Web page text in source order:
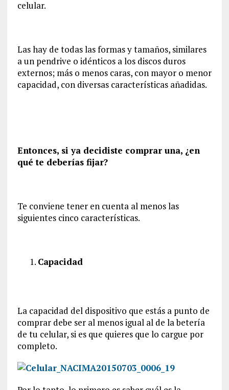
celular.
Las hay de todas las formas y tamaños, similares
a un pendrive o idénticos a los discos duros
externos; más o menos caras, con mayor o menor
capacidad, con diversas características añadidas.
Entonces, si ya decidiste comprar una, ¿en
qué te deberías fijar?
Te conviene tener en cuenta al menos las
siguientes cinco características.
Capacidad
La capacidad del dispositivo que estás a punto de
comprar debe ser al menos igual al de la betería
de tu celular, si es que quieres que lo cargue por
completo.